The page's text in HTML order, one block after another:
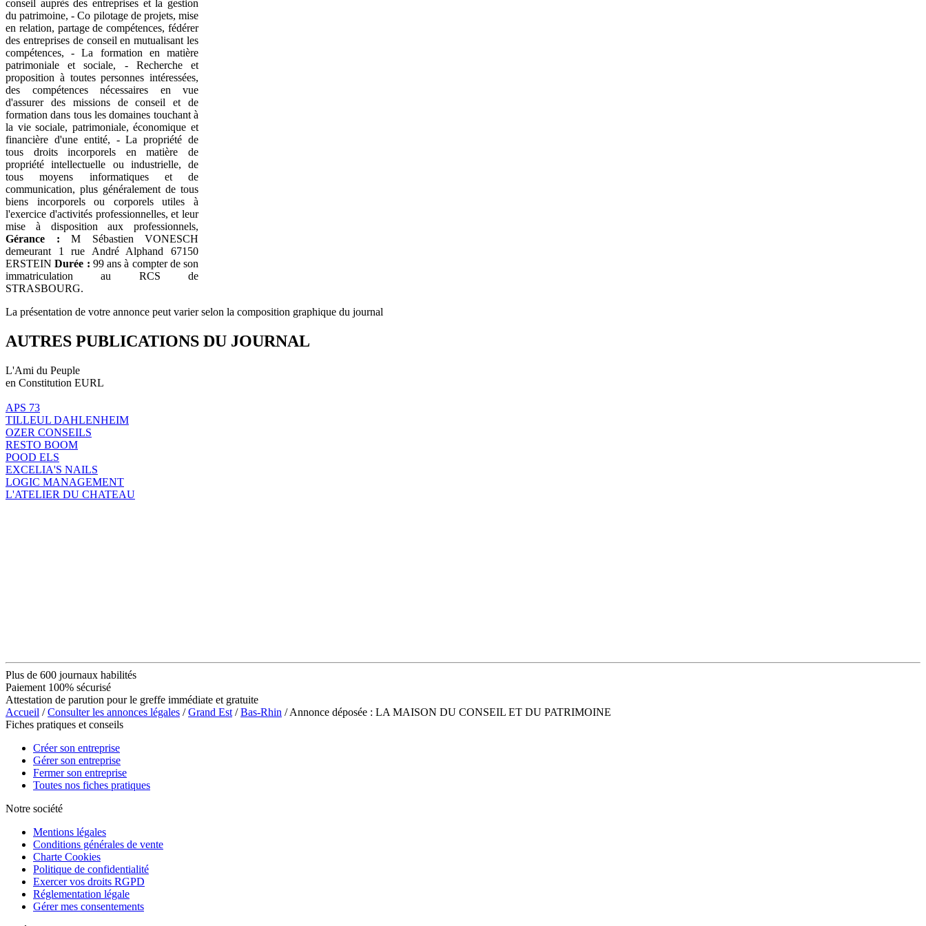
conseil auprès des entreprises et la gestion
du patrimoine, - Co pilotage de projets, mise
en relation, partage de compétences, fédérer
des entreprises de conseil en mutualisant les
compétences, - La formation en matière
patrimoniale et sociale, - Recherche et
proposition à toutes personnes intéressées,
des compétences nécessaires en vue
d'assurer des missions de conseil et de
formation dans tous les domaines touchant à
la vie sociale, patrimoniale, économique et
financière d'une entité, - La propriété de
tous droits incorporels en matière de
propriété intellectuelle ou industrielle, de
tous moyens informatiques et de
communication, plus généralement de tous
biens incorporels ou corporels utiles à
l'exercice d'activités professionnelles, et leur
mise à disposition aux professionnels,
Gérance : M Sébastien VONESCH
demeurant 1 rue André Alphand 67150
ERSTEINDurée : 99 ans à compter de son
immatriculation au RCS de
STRASBOURG.
La présentation de votre annonce peut varier selon la composition graphique du journal
AUTRES PUBLICATIONS DU JOURNAL
L'Ami du Peuple
en Constitution EURL
APS 73
TILLEUL DAHLENHEIM
OZER CONSEILS
RESTO BOOM
POOD ELS
EXCELIA'S NAILS
LOGIC MANAGEMENT
L'ATELIER DU CHATEAU
Plus de 600 journaux habilités
Paiement 100% sécurisé
Attestation de parution pour le greffe immédiate et gratuite
Accueil /Consulter les annonces légales /Grand Est /Bas-Rhin / Annonce déposée : LA MAISON DU CONSEIL ET DU PATRIMOINE
Fiches pratiques et conseils
Créer son entreprise
Gérer son entreprise
Fermer son entreprise
Toutes nos fiches pratiques
Notre société
Mentions légales
Conditions générales de vente
Charte Cookies
Politique de confidentialité
Exercer vos droits RGPD
Réglementation légale
Gérer mes consentements